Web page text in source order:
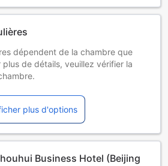
dépendent de la chambre que
plus de détails, veuillez vérifier la
vous réservez plus de 5 chambres
plus d'options
Business Hotel (Beijing